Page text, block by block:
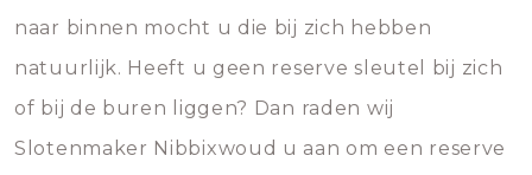
naar binnen mocht u die bij zich hebben
natuurlijk. Heeft u geen reserve sleutel bij zich
of bij de buren liggen? Dan raden wij
Slotenmaker Nibbixwoud u aan om een reserve